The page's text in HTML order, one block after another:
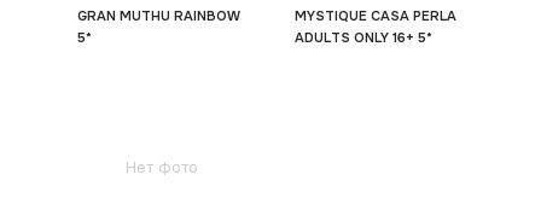
GRAN MUTHU RAINBOW
5*
MYSTIQUE CASA PERLA
ADULTS ONLY 16+ 5*
Нет фото